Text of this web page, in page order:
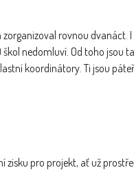
rovnou
nedomluví. Od toho jsou
koordinátory. Ti jsou
zisku pro projekt, ať už